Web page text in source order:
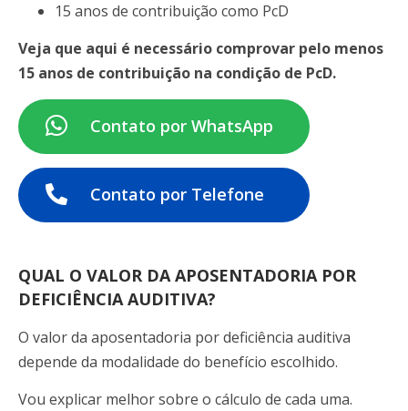
15 anos de contribuição como PcD
Veja que aqui é necessário comprovar pelo menos
15 anos de contribuição na condição de PcD.
Contato por WhatsApp
Contato por Telefone
QUAL O VALOR DA APOSENTADORIA POR
DEFICIÊNCIA AUDITIVA?
O valor da aposentadoria por deficiência auditiva
depende da modalidade do benefício escolhido.
Vou explicar melhor sobre o cálculo de cada uma.